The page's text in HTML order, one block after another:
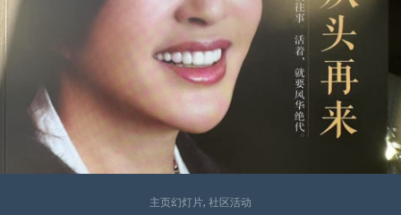
主页幻灯片, 社区活动